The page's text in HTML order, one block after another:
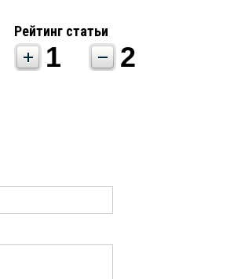
Рейтинг статьи
1 2